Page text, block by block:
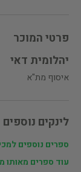
פרטי המוכר
יהלומית דאי
איסוף מת"א
לינקים נוספים
ספרים נוספים למכירה
עוד ספרים מאותו